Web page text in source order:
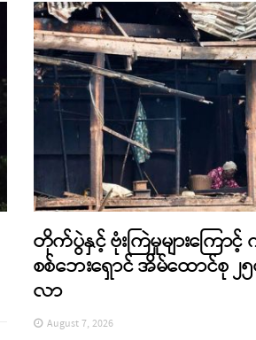
တိုက်ပွဲနှင့် ဗုံးကြဲမှုများကြော
စစ်ဘေးရှောင် အိမ်ထောင်စု ၂၅
လာ
August 7, 2026